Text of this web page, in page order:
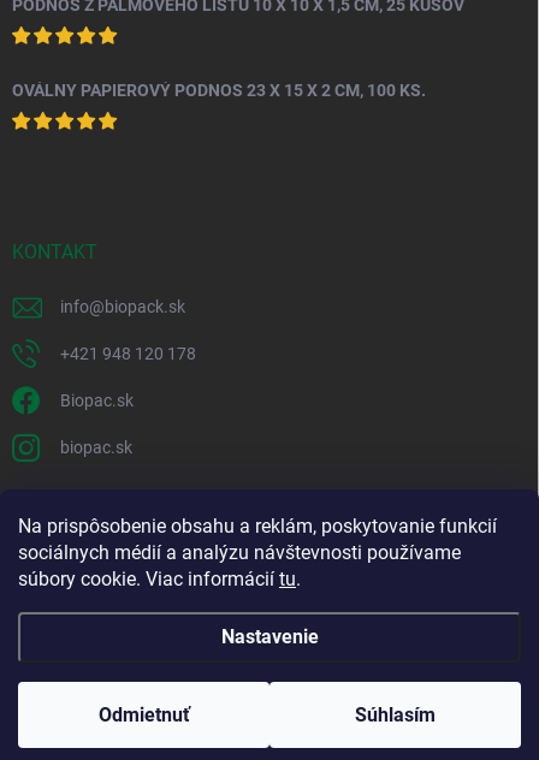
Na prispôsobenie obsahu a reklám, poskytovanie funkcií
sociálnych médií a analýzu návštevnosti používame
súbory cookie. Viac informácií tu.
Nastavenie
Odmietnuť Súhlasím
PODNOS Z PALMOVÉHO LISTU 10 X 10 X 1,5 CM, 25 KUSOV
OVÁLNY PAPIEROVÝ PODNOS 23 X 15 X 2 CM, 100 KS.
KONTAKT
info@biopack.sk
+421 948 120 178
Biopac.sk
biopac.sk
Good E-shops have logic. SALELOGICS
Vytvoril Shoptet
Copyright 2026Biopack. Všetky práva vyhradené.Upraviť nastavenie